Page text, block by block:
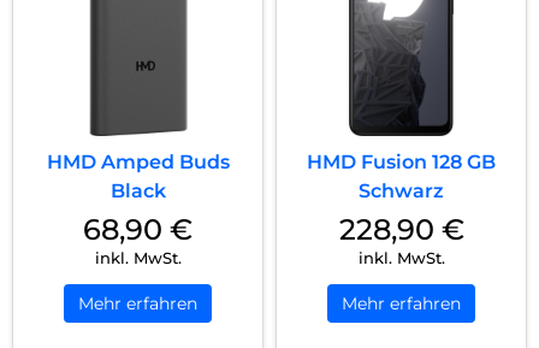
HMD Amped Buds
Black
68,90 €
inkl. MwSt.
Mehr erfahren
HMD Fusion 128 GB
Schwarz
228,90 €
inkl. MwSt.
Mehr erfahren